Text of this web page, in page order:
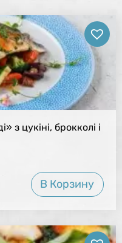
з цукіні, брокколі і
В Корзину